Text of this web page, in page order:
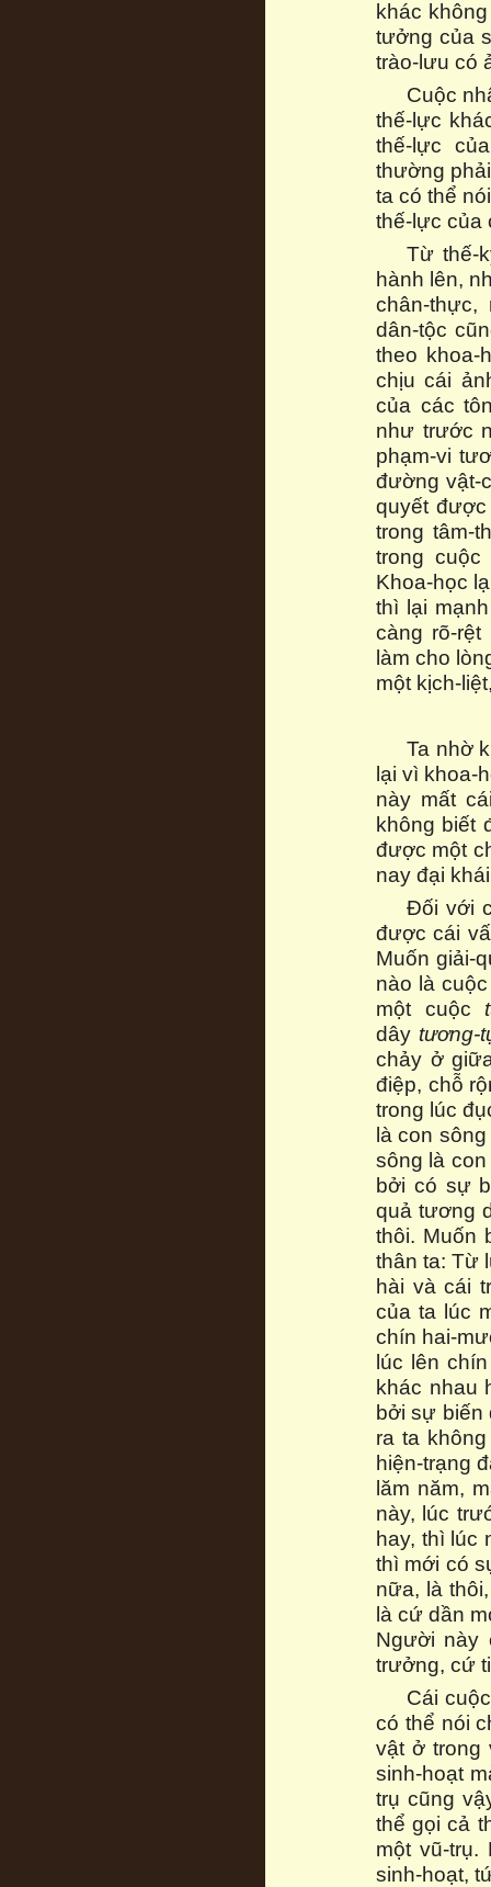
khác
tưởng của
trào-lưu có
Cuộc
thế-lực
thế-lực
thường
ta có thể
thế-lực của
Từ thế-
hành lên,
chân-thực,
dân-tộc
theo khoa-
chịu cái
của các
như trước
phạm-vi
đường vật-
quyết
trong tâm-
trong cuộc
Khoa-học
thì lại
càng rõ-
làm cho
một kịch-
Ta nhờ
lại vì khoa-
này mất
không biết
được một
nay đại
Đối với
được cái
Muốn giải-
nào là
một cuộc
dây tương-
chảy ở
điệp, chỗ
trong lúc
là con
sông là
bởi có sự
quả tương
thôi. Muốn
thân ta: Từ
hài và cái
của ta lúc
chín hai-
lúc lên
khác nhau
bởi sự biến
ra ta
hiện-trạng
lăm năm,
này, lúc
hay, thì lúc
thì mới có
nữa, là
là cứ dần
Người này
trưởng, cứ
Cái
có thể nói
vật ở trong
sinh-hoạt
trụ cũng
thể gọi cả
một vũ-
sinh-hoạt,